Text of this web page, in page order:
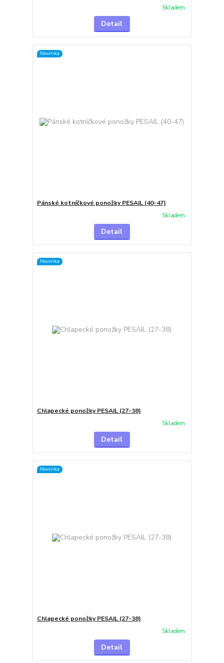
Skladem
Detail
Novinka
Pánské kotníčkové ponožky PESAIL (40-47)
Skladem
Detail
Novinka
Chlapecké ponožky PESAIL (27-38)
Skladem
Detail
Novinka
Chlapecké ponožky PESAIL (27-38)
Skladem
Detail